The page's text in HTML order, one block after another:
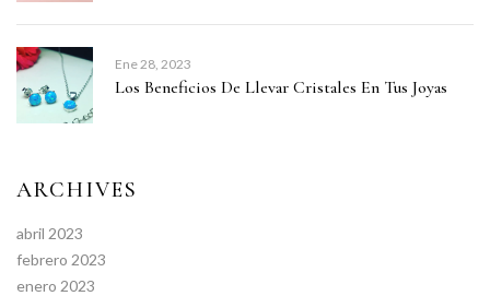
Ene 28, 2023
Los Beneficios De Llevar Cristales En Tus Joyas
ARCHIVES
abril 2023
febrero 2023
enero 2023